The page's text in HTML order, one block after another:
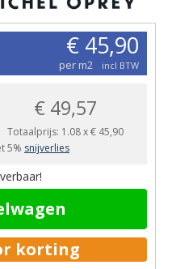
€ 45,90
per m2 incl BTW
€ 49,57
Totaalprijs: 1.08x€ 45,90
5% snijverlies
korting